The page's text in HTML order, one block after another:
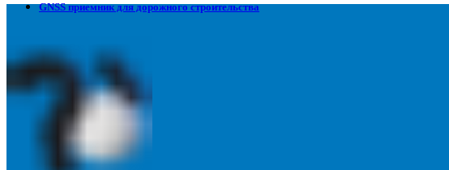
GNSS приемник для дорожного строительства